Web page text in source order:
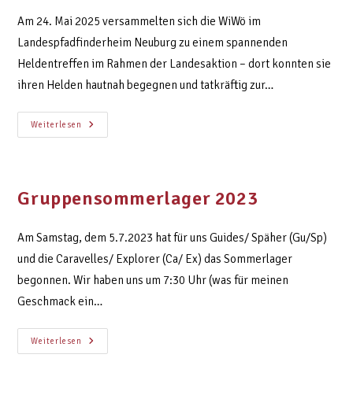
Am 24. Mai 2025 versammelten sich die WiWö im
Landespfadfinderheim Neuburg zu einem spannenden
Heldentreffen im Rahmen der Landesaktion – dort konnten sie
ihren Helden hautnah begegnen und tatkräftig zur…
Weiterlesen
Gruppensommerlager 2023
Am Samstag, dem 5.7.2023 hat für uns Guides/ Späher (Gu/Sp)
und die Caravelles/ Explorer (Ca/ Ex) das Sommerlager
begonnen. Wir haben uns um 7:30 Uhr (was für meinen
Geschmack ein…
Weiterlesen